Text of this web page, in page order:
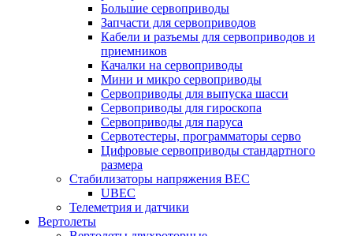
Большие сервоприводы
Запчасти для сервоприводов
Кабели и разъемы для сервоприводов и
приемников
Качалки на сервоприводы
Мини и микро сервоприводы
Сервоприводы для выпуска шасси
Сервоприводы для гироскопа
Сервоприводы для паруса
Сервотестеры, программаторы серво
Цифровые сервоприводы стандартного
размера
Стабилизаторы напряжения BEC
UBEC
Телеметрия и датчики
Вертолеты